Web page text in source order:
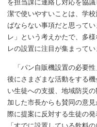
を担当課に連絡し対応を協
潔で使いやすいことは、学
ばならない事項だと思って
レ」という考えかたで、多
レの設置に注目が集まってい
「パン自販機設置の必要性
後にさまざまな活動をする
い生徒への支援、地域防災
加した市長からも賛同の意
際に提案に反対する生徒の